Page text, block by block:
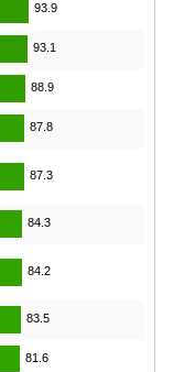
93.9
93.1
88.9
87.8
87.3
84.3
84.2
83.5
81.6